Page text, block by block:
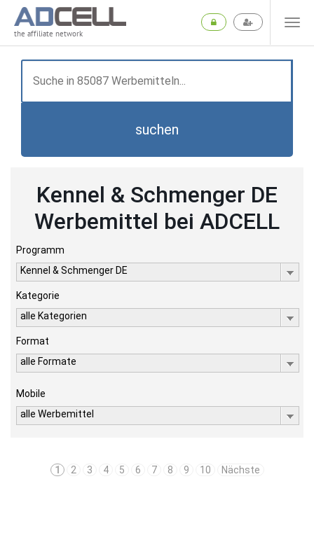
the affiliate network
suchen
Kennel & Schmenger DE
Werbemittel bei ADCELL
Programm
Kennel & Schmenger DE
Kategorie
alle Kategorien
Format
alle Formate
Mobile
alle Werbemittel
1 2 3 4 5 6 7 8 9 10 Nächste